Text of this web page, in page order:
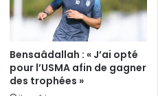
Bensaâdallah : « J’ai opté
pour l’USMA afin de gagner
des trophées »